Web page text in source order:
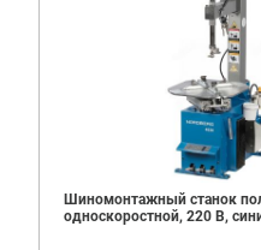
Шиномонтажный станок
односкоростной, 220 В,